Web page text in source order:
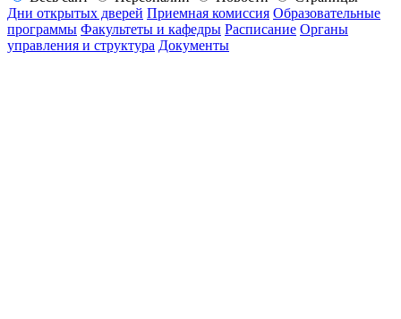
Дни открытых дверей Приемная комиссия Образовательные
программы Факультеты и кафедры Расписание Органы
управления и структура Документы